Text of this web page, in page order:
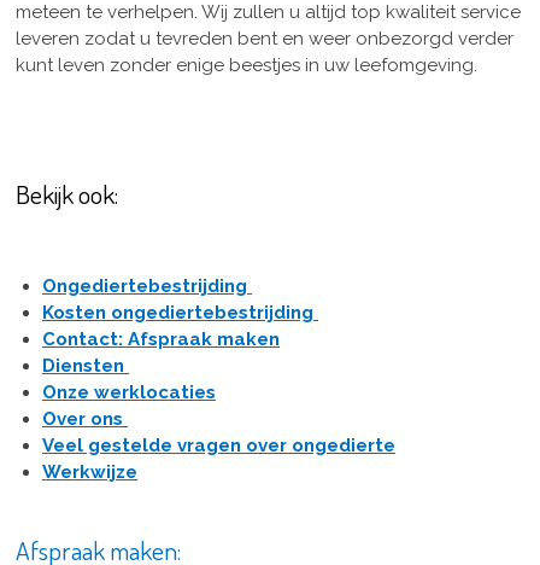
meteen te verhelpen. Wij zullen u altijd top kwaliteit service
leveren zodat u tevreden bent en weer onbezorgd verder
kunt leven zonder enige beestjes in uw leefomgeving.
Bekijk ook:
Ongediertebestrijding
Kosten ongediertebestrijding
Contact: Afspraak maken
Diensten
Onze werklocaties
Over ons
Veel gestelde vragen over ongedierte
Werkwijze
Afspraak maken: